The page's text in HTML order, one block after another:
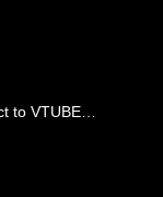
to VTUBE…